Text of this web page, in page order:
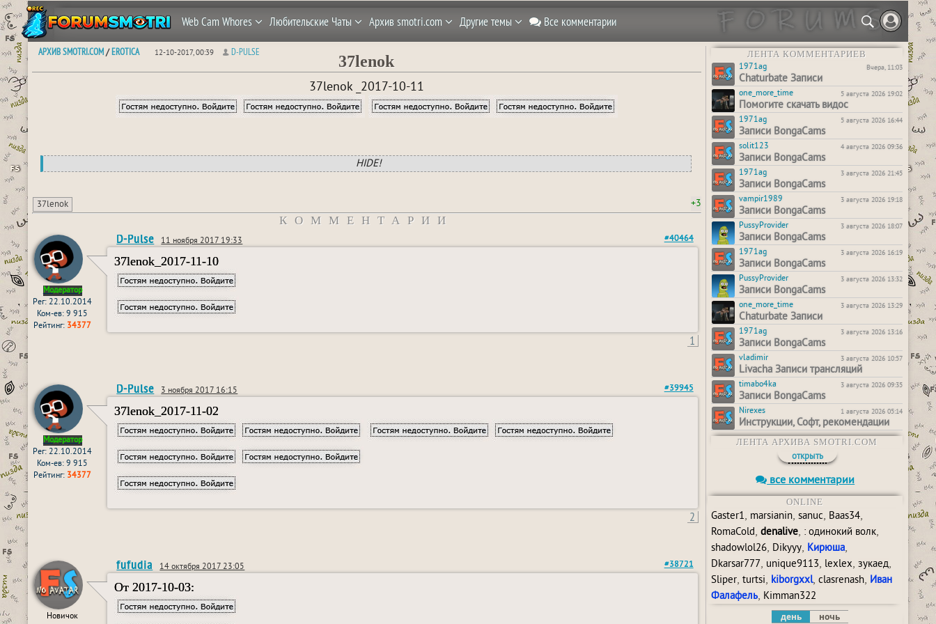
Web Cam Whores Любительские Чаты Архив smotri.com Другие темы Все комментарии
АРХИВ SMOTRI.COM/EROTICA 12-10-2017, 00:39 D-PULSE
37lenok
37lenok _2017-10-11
HIDE!
37lenok +3
КОММЕНТАРИИ
Модератор
Рег: 22.10.2014
Ком-ев: 9 915
Рейтинг: 34377
D-Pulse 11 ноября 2017 19:33 #40464
37lenok_2017-11-10
1
Модератор
Рег: 22.10.2014
Ком-ев: 9 915
Рейтинг: 34377
D-Pulse 3 ноября 2017 16:15 #39945
37lenok_2017-11-02
2
Новичок
fufudia 14 октября 2017 23:05 #38721
От 2017-10-03:
ЛЕНТА КОММЕНТАРИЕВ
1971ag
Вчера, 11:03
Chaturbate Записи
one_more_time 5 августа 2026 19:02
Помогите скачать видос
1971ag 5 августа 2026 16:44
Записи BongaCams
solit123 4 августа 2026 09:36
Записи BongaCams
1971ag 3 августа 2026 21:45
Записи BongaCams
vampir1989 3 августа 2026 19:18
Записи BongaCams
PussyProvider 3 августа 2026 18:07
Записи BongaCams
1971ag 3 августа 2026 16:19
Записи BongaCams
PussyProvider 3 августа 2026 13:32
Записи BongaCams
one_more_time 3 августа 2026 13:29
Chaturbate Записи
1971ag 3 августа 2026 13:16
Записи BongaCams
vladimir 3 августа 2026 10:57
Livacha Записи трансляций
timabo4ka 3 августа 2026 09:35
Записи BongaCams
Nirexes 1 августа 2026 05:14
Инструкции, Софт, рекомендации
ЛЕНТА АРХИВА SMOTRI.COM
открыть
все комментарии
ONLINE
Gaster1, marsianin, sanuc, Baas34,
RomaCold, denalive, : одинокий волк,
shadowlol26, Dikyyy, Кирюша,
Dkarsar777, unique9113, lexlex, зукаед,
Sliper, turtsi, kiborgxxl, clasrenash, Иван
Фалафель, Kimman322
день ночь